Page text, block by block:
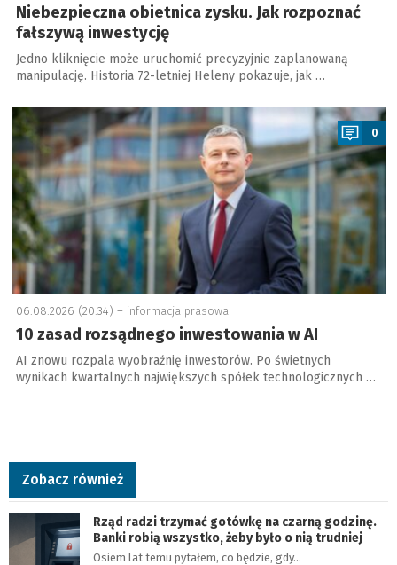
Niebezpieczna obietnica zysku. Jak rozpoznać
fałszywą inwestycję
Jedno kliknięcie może uruchomić precyzyjnie zaplanowaną
manipulację. Historia 72-letniej Heleny pokazuje, jak …
a
0
06.08.2026 (20:34) – informacja prasowa
10 zasad rozsądnego inwestowania w AI
AI znowu rozpala wyobraźnię inwestorów. Po świetnych
wynikach kwartalnych największych spółek technologicznych …
Zobacz również
Rząd radzi trzymać gotówkę na czarną godzinę.
Banki robią wszystko, żeby było o nią trudniej
Osiem lat temu pytałem, co będzie, gdy…